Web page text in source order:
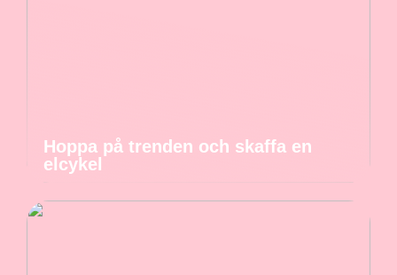
Hoppa på trenden och skaffa en
elcykel